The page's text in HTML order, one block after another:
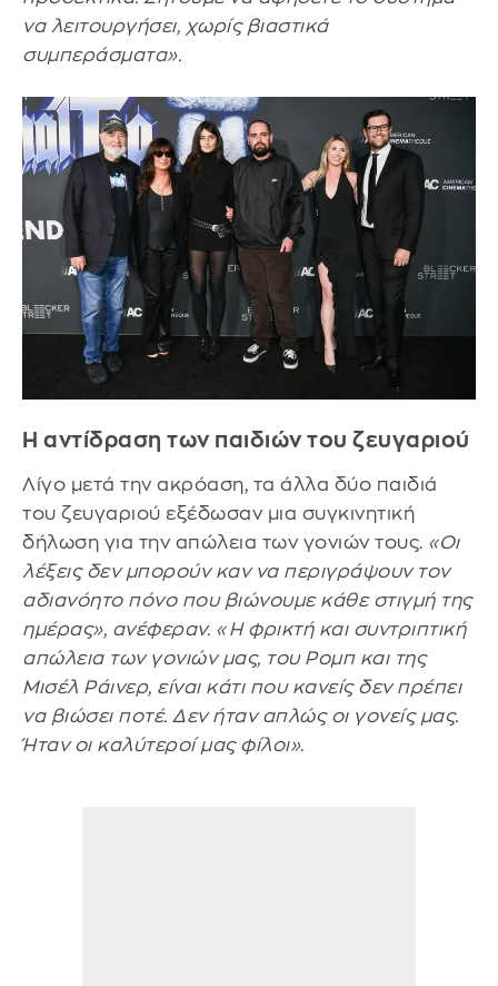
να λειτουργήσει, χωρίς βιαστικά
συμπεράσματα».
Η αντίδραση των παιδιών του ζευγαριού
Λίγο μετά την ακρόαση, τα άλλα δύο παιδιά
του ζευγαριού εξέδωσαν μια συγκινητική
δήλωση για την απώλεια των γονιών τους. «Οι
λέξεις δεν μπορούν καν να περιγράψουν τον
αδιανόητο πόνο που βιώνουμε κάθε στιγμή της
ημέρας», ανέφεραν. «Η φρικτή και συντριπτική
απώλεια των γονιών μας, του Ρομπ και της
Μισέλ Ράινερ, είναι κάτι που κανείς δεν πρέπει
να βιώσει ποτέ. Δεν ήταν απλώς οι γονείς μας.
Ήταν οι καλύτεροί μας φίλοι».